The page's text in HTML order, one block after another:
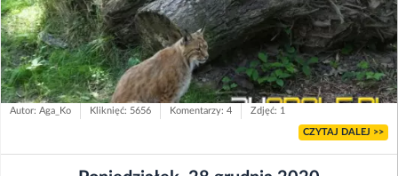
Autor: Aga_Ko Kliknięć: 5656 Komentarzy: 4 Zdjęć: 1
CZYTAJ DALEJ >>